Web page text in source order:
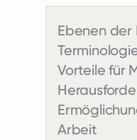
Ebenen
Vorteile für
Arbeit